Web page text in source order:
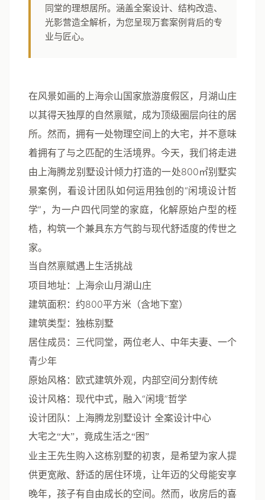
同堂的理想居所。涵盖全案设计、结构改造、
光影营造全解析，为您呈现万套案例背后的专
业与匠心。
在风景如画的上海佘山国家旅游度假区，月湖山庄
以其得天独厚的自然禀赋，成为顶级圈层向往的居
所。然而，拥有一处物理空间上的大宅，并不意味
着拥有了与之匹配的生活境界。今天，我们将走进
由上海腾龙别墅设计倾力打造的一处800㎡别墅实
景案例，看设计团队如何运用独创的“闲境设计哲
学”，为一户四代同堂的家庭，化解原始户型的桎
梏，构筑一个兼具东方气韵与现代舒适度的传世之
家。
当自然禀赋遇上生活挑战
项目地址：上海佘山月湖山庄
建筑面积 ：约800平方米（含地下室）
建筑类型 ：独栋别墅
居住成员 ：三代同堂，两位老人、中年夫妻、一个
青少年
原始风格：欧式建筑外观，内部空间分割传统
设计风格：现代中式，融入“闲境”哲学
设计团队 ：上海腾龙别墅设计 全案设计中心
大宅之“大”，竟成生活之“困”
业主王先生购入这栋别墅的初衷，是希望为家人提
供更宽敞、舒适的居住环境，让年迈的父母能安享
晚年，孩子有自由成长的空间。然而，收房后的喜